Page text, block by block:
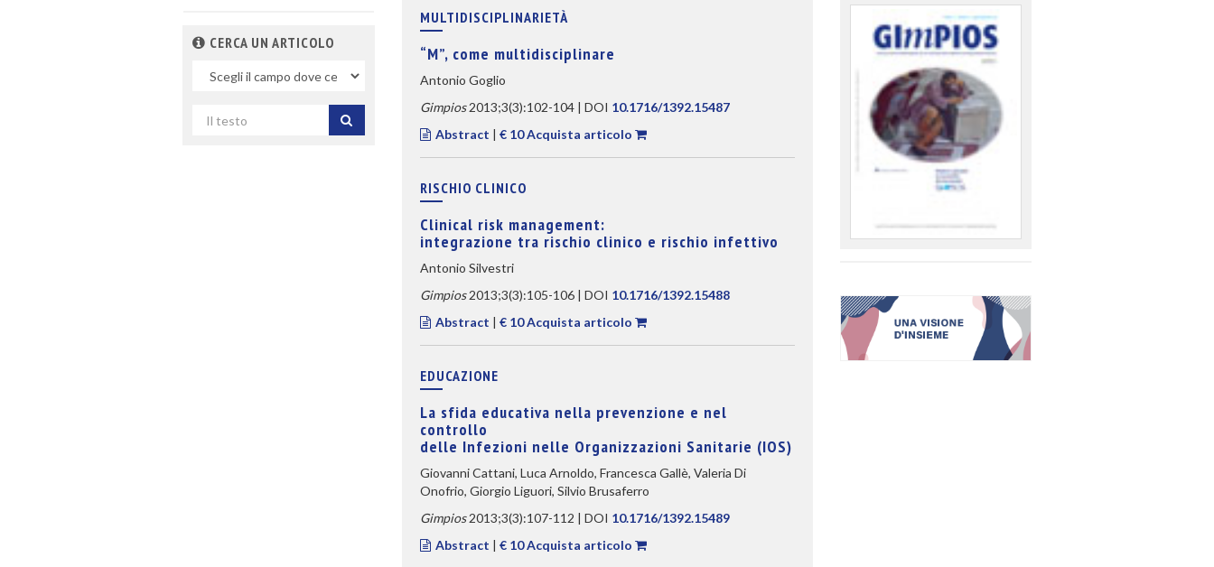
MULTIDISCIPLINARIETÀ
“M”, come multidisciplinare
Antonio Goglio
Gimpios2013;3(3):102-104 | DOI 10.1716/1392.15487
Abstract | € 10 Acquista articolo
RISCHIO CLINICO
Clinical risk management:
integrazione tra rischio clinico e rischio infettivo
Antonio Silvestri
Gimpios2013;3(3):105-106 | DOI 10.1716/1392.15488
Abstract | € 10 Acquista articolo
EDUCAZIONE
La sfida educativa nella prevenzione e nel
controllo
delle Infezioni nelle Organizzazioni Sanitarie (IOS)
Giovanni Cattani, Luca Arnoldo, Francesca Gallè, Valeria Di
Onofrio, Giorgio Liguori, Silvio Brusaferro
Gimpios2013;3(3):107-112 | DOI 10.1716/1392.15489
Abstract | € 10 Acquista articolo
CERCA UN ARTICOLO
campo
per